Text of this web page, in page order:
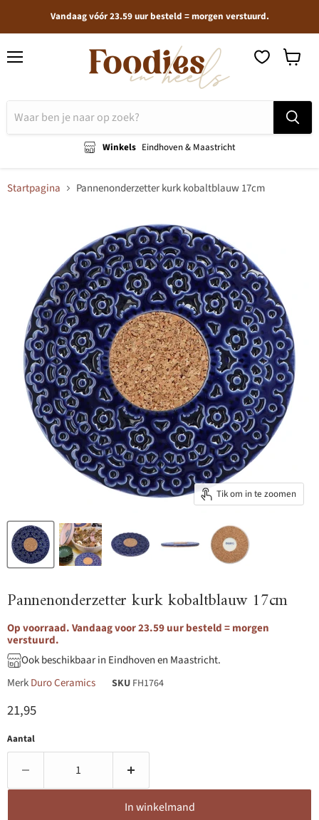
Vandaag vóór 23.59 uur besteld = morgen verstuurd.
Winkels Eindhoven & Maastricht
Startpagina Pannenonderzetter kurk kobaltblauw 17cm
Tik om in te zoomen
Pannenonderzetter kurk kobaltblauw 17cm
Op voorraad. Vandaag voor 23.59 uur besteld = morgen
verstuurd.
Ook beschikbaar in Eindhoven en Maastricht.
MerkDuro Ceramics SKU FH1764
Huidige prijs
21,95
Aantal
In winkelmand